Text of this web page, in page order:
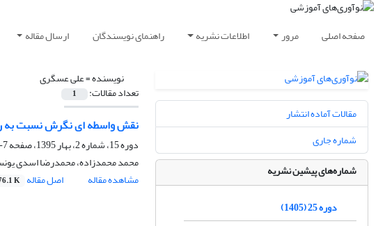
صفحه اصلی مرور اطلاعات نشریه راهنمای نویسندگان ارسال مقاله
نویسنده =علی عسگری
تعداد مقالات: 1
نقش واسطه ای نگرش نسبت به
دوره 15، شماره 2، بهار 1395، صفحه
7-27
محمد محمدزاده، محمدرضا اسدی
مشاهده مقاله
اصل مقاله K
مقالات آماده انتشار
شماره جاری
شماره‌های پیشین نشریه
دوره 25 (1405)